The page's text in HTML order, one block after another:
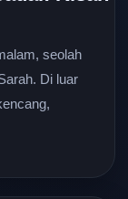
seolah
Di luar